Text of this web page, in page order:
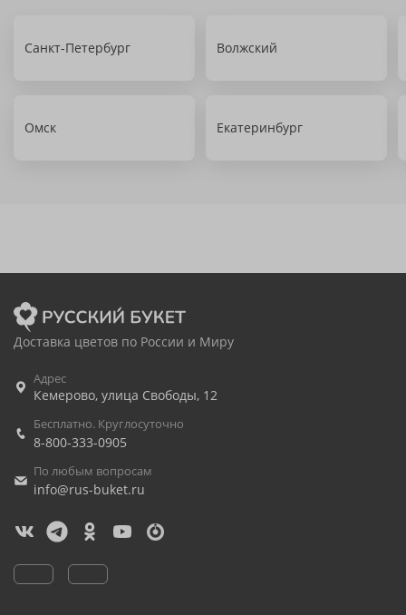
Санкт-Петербург Волжский
Омск Екатеринбург
Доставка цветов по России и Миру
Адрес
Кемерово, улица Свободы, 12
Бесплатно. Круглосуточно
8-800-333-0905
По любым вопросам
info@rus-buket.ru